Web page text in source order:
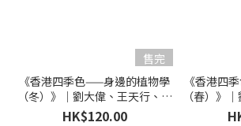
售完
《香港四季色——身邊的植物學
（冬）》｜劉大偉、王天行、吳
欣娘 著｜香港中文大學出版社
HK$120.00
《香港四
（春）》
欣娘 著｜